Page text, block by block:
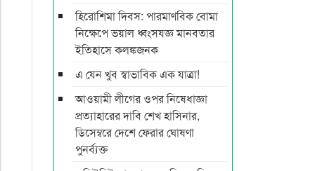
হিরোশিমা দিবস: পারমাণবিক বোমা
নিক্ষেপে ভয়াল ধ্বংসযজ্ঞ মানবতার
ইতিহাসে কলঙ্কজনক
এ যেন খুব স্বাভাবিক এক যাত্রা!
আওয়ামী লীগের ওপর নিষেধাজ্ঞা
প্রত্যাহারের দাবি শেখ হাসিনার,
ডিসেম্বরে দেশে ফেরার ঘোষণা
পুনর্ব্যক্ত